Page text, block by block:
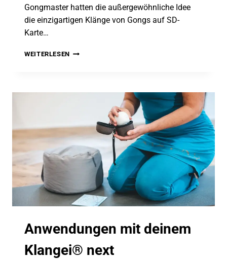
Gongmaster hatten die außergewöhnliche Idee
die einzigartigen Klänge von Gongs auf SD-
Karte…
WEITERLESEN GONG
FÜR
Anwendungen mit deinem
Klangei® next